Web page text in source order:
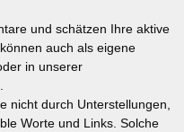
und schätzen Ihre aktive
auch als eigene
in unserer
nicht durch Unterstellungen,
Worte und Links. Solche